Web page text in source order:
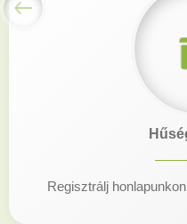
Regisztrálj